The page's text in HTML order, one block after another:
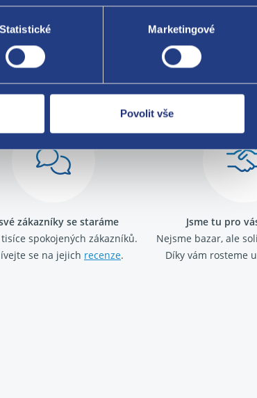
Statistické Marketingové
Povolit vše
kvalitu ručíme!
zákazníky se staráme
spokojených zákazníků.
se na jejich recenze.
Jsme tu pro
Nejsme bazar, ale
Díky vám rosteme